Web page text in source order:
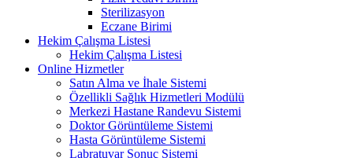
Sterilizasyon
Eczane Birimi
Hekim Çalışma Listesi
Hekim Çalışma Listesi
Online Hizmetler
Satın Alma ve İhale Sistemi
Özellikli Sağlık Hizmetleri Modülü
Merkezi Hastane Randevu Sistemi
Doktor Görüntüleme Sistemi
Hasta Görüntüleme Sistemi
Labratuvar Sonuç Sistemi